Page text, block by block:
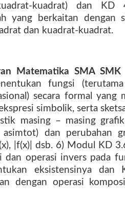
kuadrat) dan KD
yang berkaitan dengan
dan kuadrat-kuadrat.
Matematika SMA
fungsi
secara formal yang
simbolik, serta
masing – masing
dan perubahan
|f(x)| dsb. 6) Modul KD
dan operasi invers pada
eksistensinya dan
dengan operasi